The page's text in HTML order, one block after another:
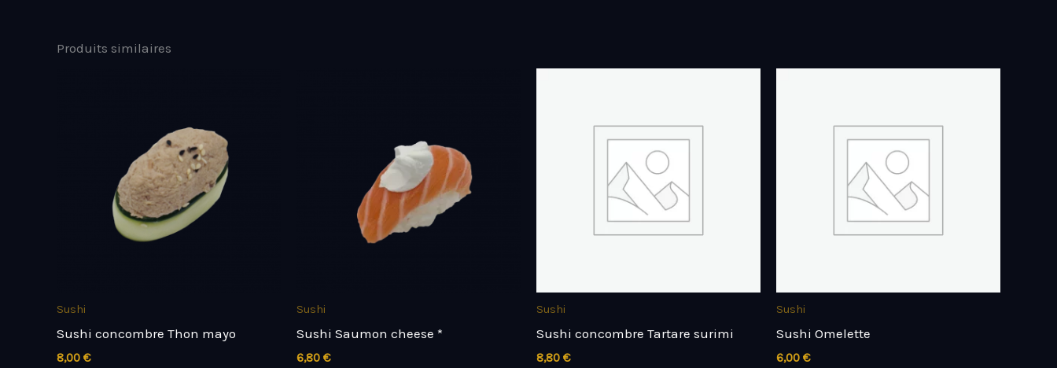
Produits similaires
Sushi
Sushi concombre Thon mayo
8,00 €
Sushi
Sushi Saumon cheese *
6,80 €
Sushi
Sushi concombre Tartare surimi
8,80 €
Sushi
Sushi Omelette
6,00 €